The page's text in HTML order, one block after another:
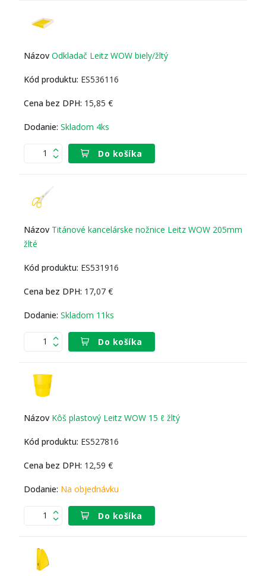
Odkladač Leitz WOW biely/žltý
ES536116
15,85 €
Skladom 4ks
Do košíka
Titánové kancelárske nožnice Leitz WOW 205mm
žlté
ES531916
17,07 €
Skladom 11ks
Do košíka
Kôš plastový Leitz WOW 15 ℓ žltý
ES527816
12,59 €
Na objednávku
Do košíka